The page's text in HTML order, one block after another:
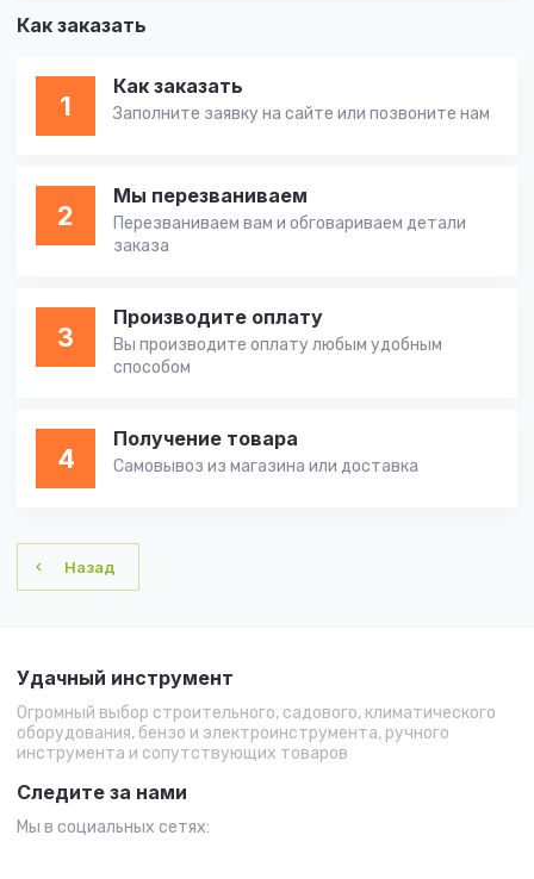
Как заказать
1
Как заказать
Заполните заявку на сайте или позвоните нам
2
Мы перезваниваем
Перезваниваем вам и обговариваем детали
заказа
3
Производите оплату
Вы производите оплату любым удобным
способом
4
Получение товара
Самовывоз из магазина или доставка
Назад
Удачный инструмент
Огромный выбор строительного, садового, климатического
оборудования, бензо и электроинструмента, ручного
инструмента и сопутствующих товаров
Следите за нами
Мы в социальных сетях: